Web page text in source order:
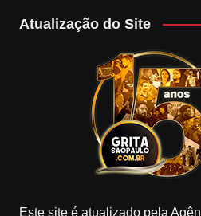
Atualização do Site
Este site é atualizado pela